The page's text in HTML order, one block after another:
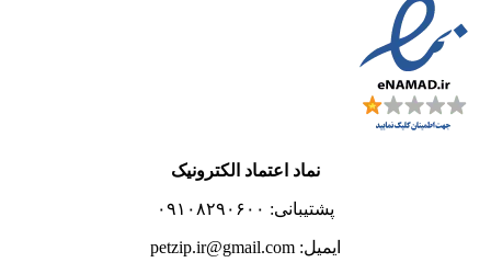
نماد اعتماد الکترونیک
پشتیبانی: ۰۹۱۰۸۲۹۰۶۰۰
ایمیل: petzip.ir@gmail.com